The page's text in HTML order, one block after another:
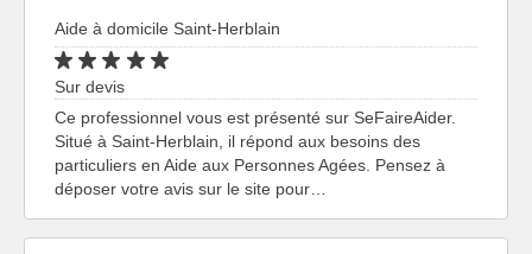
Aide à domicile Saint-Herblain
Sur devis
Ce professionnel vous est présenté sur SeFaireAider.
Situé à Saint-Herblain, il répond aux besoins des
particuliers en Aide aux Personnes Agées. Pensez à
déposer votre avis sur le site pour…